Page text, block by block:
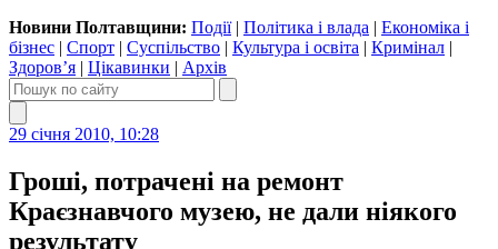
Новини Полтавщини: Події| Політика і влада | Економіка і
бізнес | Спорт | Суспільство | Культура і освіта | Кримінал |
Здоров’я | Цікавинки | Архів
29 січня 2010, 10:28
Гроші, потрачені на ремонт
Краєзнавчого музею, не дали ніякого
результату